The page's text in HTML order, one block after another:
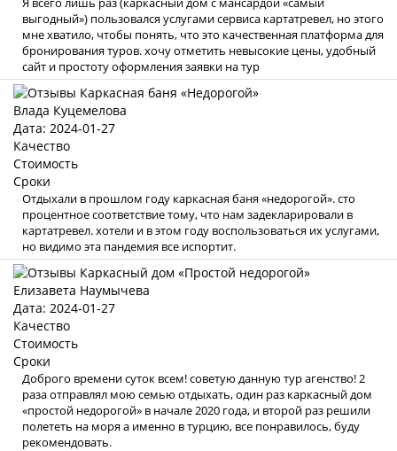
выгодный») пользовался услугами сервиса картатревел, но этого
мне хватило, чтобы понять, что это качественная платформа для
бронирования туров. хочу отметить невысокие цены, удобный
сайт и простоту оформления заявки на тур
Влада Куцемелова
Дата: 2024-01-27
Качество
Стоимость
Сроки
Отдыхали в прошлом году каркасная баня «недорогой». сто
процентное соответствие тому, что нам задекларировали в
картатревел. хотели и в этом году воспользоваться их услугами,
но видимо эта пандемия все испортит.
Елизавета Наумычева
Дата: 2024-01-27
Качество
Стоимость
Сроки
Доброго времени суток всем! советую данную тур агенство! 2
раза отправлял мою семью отдыхать, один раз каркасный дом
«простой недорогой» в начале 2020 года, и второй раз решили
полететь на моря а именно в турцию, все понравилось, буду
рекомендовать.